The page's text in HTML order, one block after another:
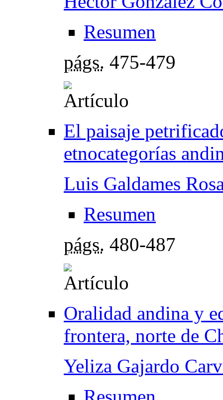
Resumen
págs. 475-479
El paisaje
etnocategorías
Luis Galdames
Resumen
págs. 480-487
Oralidad andina y
frontera, norte de
Yeliza Gajardo